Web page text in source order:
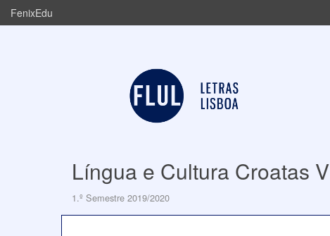
FenixEdu
Língua e Cultura Croatas V
1.º Semestre 2019/2020